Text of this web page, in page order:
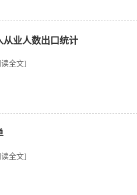
从业人数出口统计
读全文]
读全文]